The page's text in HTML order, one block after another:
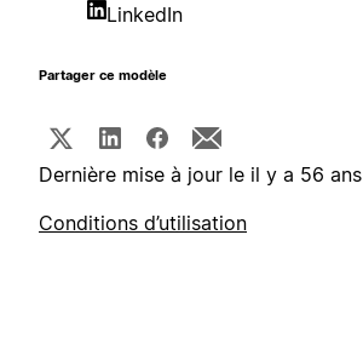
LinkedIn
Partager ce modèle
Dernière mise à jour le il y a 56 ans
Conditions d’utilisation